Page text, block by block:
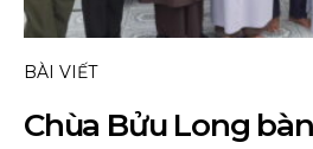
BÀI VIẾT
Chùa Bửu Long